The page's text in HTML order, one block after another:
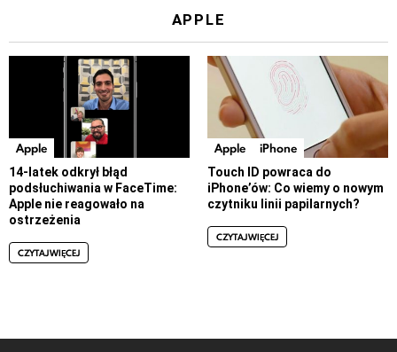
APPLE
Apple
14-latek odkrył błąd
podsłuchiwania w FaceTime:
Apple nie reagowało na
ostrzeżenia
CZYTAJ WIĘCEJ
Apple iPhone
Touch ID powraca do
iPhone’ów: Co wiemy o nowym
czytniku linii papilarnych?
CZYTAJ WIĘCEJ